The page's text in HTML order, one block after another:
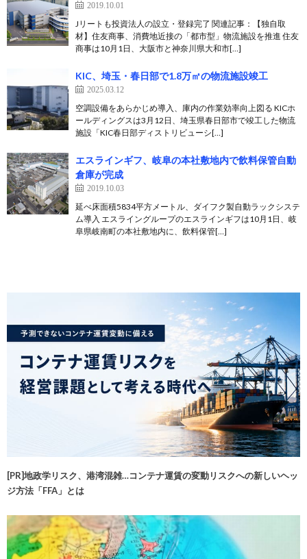
2019.10.01
Jリートも投資法人の設立・登録完了 関連記事：【独自取
材】住友商事、消費地近接の「都市型」物流施設を推進 住友
商事は10月1日、大阪市と神奈川県大和市[…]
KIC、埼玉・春日部で1.8万㎡の物流施設竣工
2025.03.12
空調設備をあらかじめ導入、庫内の作業効率向上図る KICホ
ールディングスは3月12日、埼玉県春日部市で竣工した物流
施設「KIC春日部ディストリビューシ[…]
エスラインギフ、岐阜の本社敷地内で飲料保管自動
倉庫が完成
2019.10.03
延べ床面積5834平方メートル、ダイフク製自動ラックシステ
ム導入 エスライングループのエスラインギフは10月1日、岐
阜県岐南町の本社敷地内に、飲料保管[…]
[PR]地政学リスク、港湾混雑…コンテナ運賃の変動リスクへの新しいヘッ
ジ方法「FFA」とは